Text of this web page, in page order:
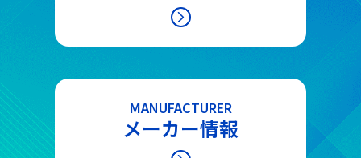
MANUFACTURER
メーカー情報